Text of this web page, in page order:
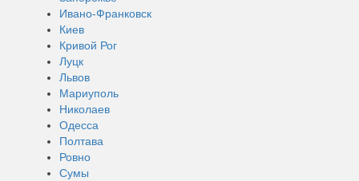
Ивано-Франковск
Киев
Кривой Рог
Луцк
Львов
Мариуполь
Николаев
Одесса
Полтава
Ровно
Сумы